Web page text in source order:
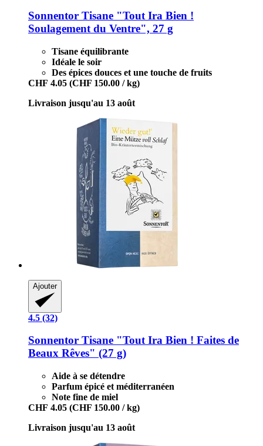
Sonnentor Tisane "Tout Ira Bien !
Soulagement du Ventre", 27 g
Tisane équilibrante
Idéale le soir
Des épices douces et une touche de fruits
CHF 4.05 (CHF 150.00 / kg)
Livraison jusqu'au 13 août
Ajouter
4.5 (32)
Sonnentor Tisane "Tout Ira Bien ! Faites de
Beaux Rêves" (27 g)
Aide à se détendre
Parfum épicé et méditerranéen
Note fine de miel
CHF 4.05 (CHF 150.00 / kg)
Livraison jusqu'au 13 août